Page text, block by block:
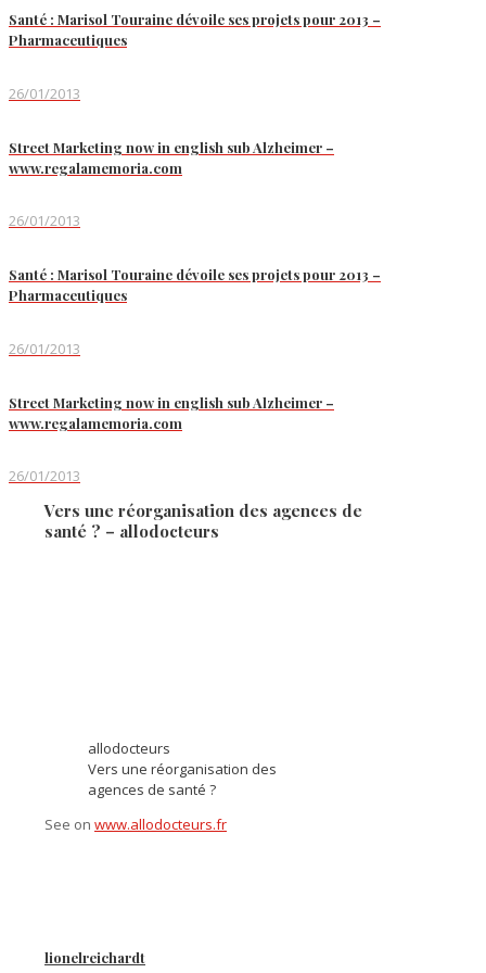
Santé : Marisol Touraine dévoile ses projets pour 2013 –
Pharmaceutiques
26/01/2013
Street Marketing now in english sub Alzheimer –
www.regalamemoria.com
26/01/2013
Santé : Marisol Touraine dévoile ses projets pour 2013 –
Pharmaceutiques
26/01/2013
Street Marketing now in english sub Alzheimer –
www.regalamemoria.com
26/01/2013
Vers une réorganisation des agences de
santé ? – allodocteurs
allodocteurs
Vers une réorganisation des
agences de santé ?
See on www.allodocteurs.fr
lionelreichardt